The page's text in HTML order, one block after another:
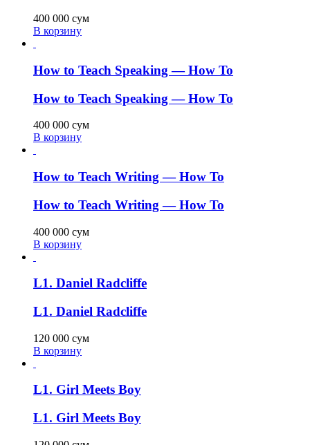
400 000 сум
В корзину
How to Teach Speaking — How To
How to Teach Speaking — How To
400 000 сум
В корзину
How to Teach Writing — How To
How to Teach Writing — How To
400 000 сум
В корзину
L1. Daniel Radcliffe
L1. Daniel Radcliffe
120 000 сум
В корзину
L1. Girl Meets Boy
L1. Girl Meets Boy